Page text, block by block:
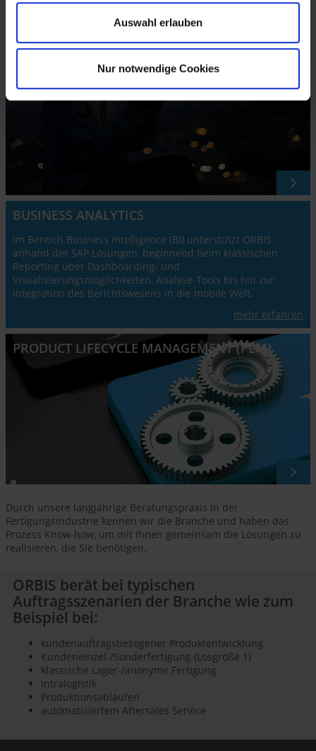
Auswahl erlauben
Nur notwendige Cookies
BUSINESS ANALYTICS
Im Bereich Business Intelligence (BI) unterstützt ORBIS
anhand der SAP Lösungen, beginnend beim klassischen
Reporting über Dashboarding- und
Visualisierungsmöglichkeiten, Analyse-Tools bis hin zur
Integration des Berichtswesens in die mobile Welt.
mehr erfahren
PRODUCT LIFECYCLE MANAGEMENT (PLM)
Durch unsere langjährige Beratungspraxis in der
Fertigungsindustrie kennen wir die Branche und haben das
Prozess Know-how, um mit Ihnen gemeinsam die Lösungen zu
realisieren, die Sie benötigen.
ORBIS berät bei typischen
Auftragsszenarien der Branche wie zum
Beispiel bei:
kundenauftragsbezogener Produktentwicklung
Kundeneinzel-/Sonderfertigung (Losgröße 1)
klassische Lager-/anonyme Fertigung
Intralogistik
Produktionsabläufen
automatisiertem Aftersales Service